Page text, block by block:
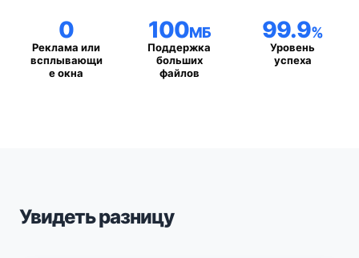
0
Реклама или
всплывающи
е окна
100МБ
Поддержка
больших
файлов
99.9%
Уровень
успеха
Увидеть разницу